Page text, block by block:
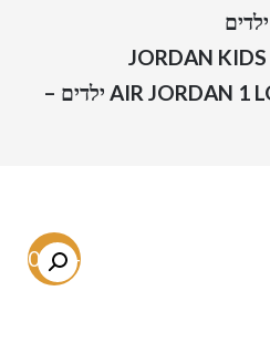
AIR JORDAN 1 LOW MULTICOLOR ילדים –
-50.1%